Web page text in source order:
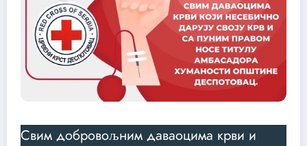
Свим добровољним даваоцима крви и